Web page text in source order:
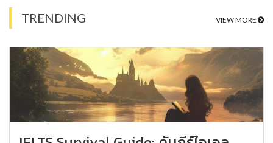
TRENDING VIEW MORE